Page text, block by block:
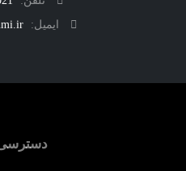
ایمیل:
دسترسی